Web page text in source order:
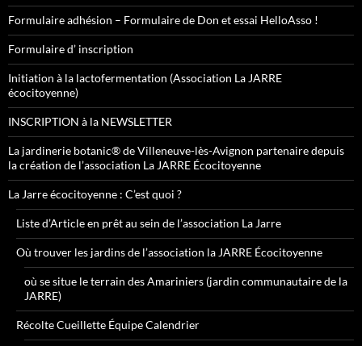
Formulaire adhésion – Formulaire de Don et essai HelloAsso !
Formulaire d’ inscription
Initiation à la lactofermentation (Association La JARRE
écocitoyenne)
INSCRIPTION à la NEWSLETTER
La jardinerie botanic® de Villeneuve-lès-Avignon partenaire depuis
la création de l’association La JARRE Écocitoyenne
La Jarre écocitoyenne : C’est quoi ?
Liste d’Article en prêt au sein de l’association La Jarre
Où trouver les jardins de l’association la JARRE Écocitoyenne
où se situe le terrain des Amariniers (jardin communautaire de la
JARRE)
Récolte Cueillette Équipe Calendrier